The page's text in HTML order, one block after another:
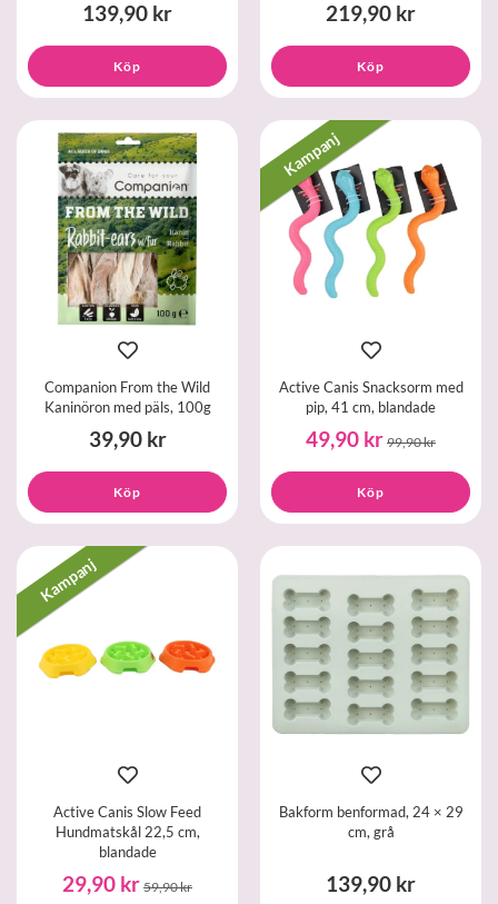
139,90 kr
Köp
219,90 kr
Köp
Companion From the Wild
Kaninöron med päls, 100g
39,90 kr
Köp
Kampanj
Active Canis Snacksorm med
pip, 41 cm, blandade
49,90 kr 99,90 kr
Köp
Kampanj
Active Canis Slow Feed
Hundmatskål 22,5 cm,
blandade
29,90 kr 59,90 kr
Bakform benformad, 24 × 29
cm, grå
139,90 kr